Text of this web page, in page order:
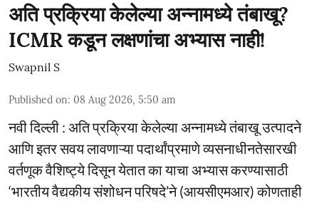
अति प्रक्रिया केलेल्या अन्नामध्ये तंबाखू?
ICMR कडून लक्षणांचा अभ्यास नाही!
Swapnil S
Published on: 08 Aug 2026, 5:50 am
नवी दिल्ली : अति प्रक्रिया केलेल्या अन्नामध्ये तंबाखू उत्पादने
आणि इतर सवय लावणाऱ्या पदार्थांप्रमाणे व्यसनाधीनतेसारखी
वर्तणूक वैशिष्ट्ये दिसून येतात का याचा अभ्यास करण्यासाठी
‘भारतीय वैद्यकीय संशोधन परिषदे’ने (आयसीएमआर) कोणताही